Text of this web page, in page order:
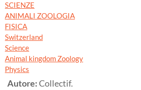
SCIENZE
ANIMALI ZOOLOGIA
FISICA
Switzerland
Science
Animal kingdom Zoology
Physics
Autore:Collectif.